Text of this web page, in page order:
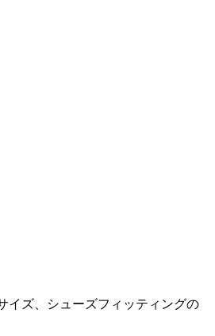
イズ、シューズフィッティングの